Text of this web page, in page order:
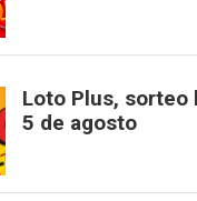
b
Loto Plus,
5 de agosto